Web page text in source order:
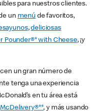
para nuestros clientes.
un menú de favoritos,
,deliciosas
Pounder®* with Cheese, ¡y
un gran número de
tenga una experiencia
en tu área está
McDelivery®**, y más usando